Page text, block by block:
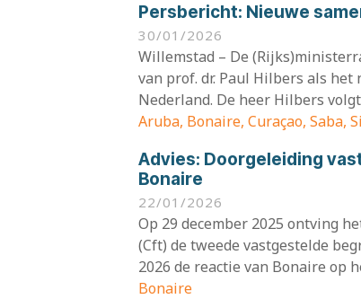
Persbericht: Nieuwe
30/01/2026
Willemstad – De
van prof. dr. Paul Hilbers als
Nederland. De heer Hilbers
Aruba, Bonaire, Curaçao, Saba,
Advies: Doorgeleiding
Bonaire
22/01/2026
Op 29 december 2025 ontving
(Cft) de tweede vastgestelde
2026 de reactie van Bonaire op
Bonaire